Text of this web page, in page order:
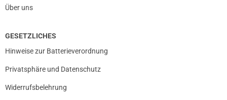
Über uns
GESETZLICHES
Hinweise zur Batterieverordnung
Privatsphäre und Datenschutz
Widerrufsbelehrung